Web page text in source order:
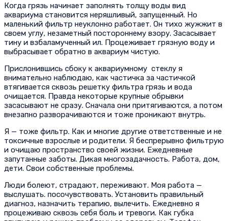
Когда грязь начинает заполнять толщу воды вид
аквариума становится неряшливый, запущенный. Но
маленький фильтр неуклонно работает. Он тихо жужжит в
своем углу, незаметный постороннему взору. Засасывает
тину и взбаламученный ил. Процеживает грязную воду и
выбрасывает обратно в аквариум чистую.
Прислонившись сбоку к аквариумному стеклу я
внимательно наблюдаю, как частичка за частичкой
втягивается сквозь решетку фильтра грязь и вода
очищается. Правда некоторые крупные обрывки
засасывают не сразу. Сначала они притягиваются, а потом
внезапно разворачиваются и тоже проникают внутрь.
Я — тоже фильтр. Как и многие другие ответственные и не
токсичные взрослые и родители. Я беспрерывно фильтрую
и очищаю пространство своей жизни. Ежедневные
запутанные заботы. Дикая многозадачность. Работа, дом,
дети. Свои собственные проблемы.
Люди болеют, страдают, переживают. Моя работа —
выслушать. посочувствовать. Установить правильный
диагноз, назначить терапию, вылечить. Ежедневно я
процеживаю сквозь себя боль и тревоги. Как губка